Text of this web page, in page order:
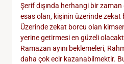
Şerif dışında herhangi bir
esas olan, kişinin üzerinde zekat
Üzerinde zekat borcu olan
yerine getirmesi en güzeli
Ramazan ayını beklemeleri,
daha çok ecir kazanabilmektir.